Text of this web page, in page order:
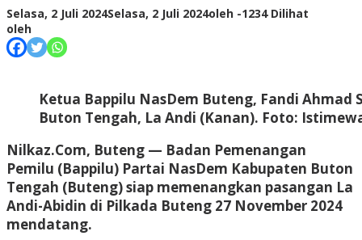
Selasa, 2 Juli 2024Selasa, 2 Juli 2024oleh -1234 Dilihat
oleh
Ketua Bappilu NasDem Buteng, Fandi Ahmad
Buton Tengah, La Andi (Kanan). Foto:
Nilkaz.Com, Buteng — Badan Pemenangan
Pemilu (Bappilu) Partai NasDem Kabupaten Buton
Tengah (Buteng) siap memenangkan pasangan La
Andi-Abidin di Pilkada Buteng 27 November 2024
mendatang.